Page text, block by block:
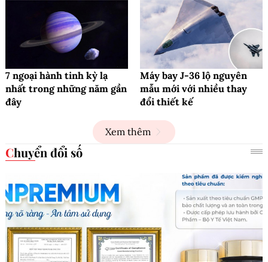
7 ngoại hành tinh kỳ lạ
nhất trong những năm gần
đây
Máy bay J-36 lộ nguyên
mẫu mới với nhiều thay
đổi thiết kế
Xem thêm
Chuyển đổi số